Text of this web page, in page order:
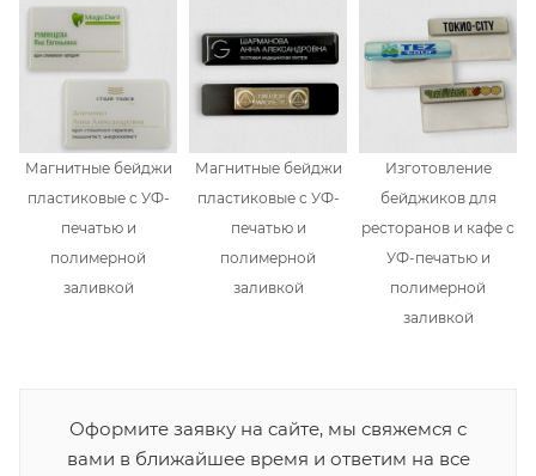
Магнитные бейджи
пластиковые с УФ-
печатью и
полимерной
заливкой
Магнитные бейджи
пластиковые с УФ-
печатью и
полимерной
заливкой
Изготовление
бейджиков для
ресторанов и кафе с
УФ-печатью и
полимерной
заливкой
Оформите заявку на сайте, мы свяжемся с
вами в ближайшее время и ответим на все